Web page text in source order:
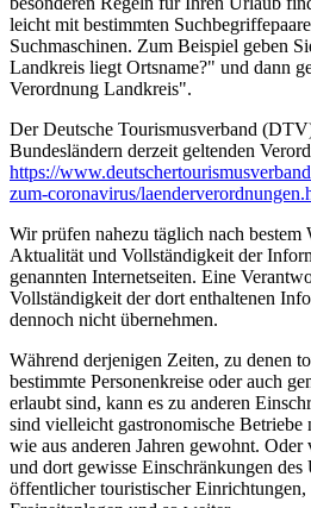
leicht mit bestimmten
Suchmaschinen. Zum Beispiel geben
Landkreis liegt Ortsname?" und dann
Verordnung Landkreis".
Der Deutsche Tourismusverband
Bundesländern derzeit geltenden
https://
zum-coronavirus/­
Wir prüfen nahezu täglich nach bestem
Aktualität und Vollständigkeit der
genannten Internetseiten. Eine
Vollständigkeit der dort enthaltenen
dennoch nicht übernehmen.
Während derjenigen Zeiten, zu denen
bestimmte Personenkreise oder auch
erlaubt sind, kann es zu anderen
sind vielleicht gastronomische
wie aus anderen Jahren gewohnt.
und dort gewisse Einschränkungen
öffentlicher touristischer Einrichtungen,